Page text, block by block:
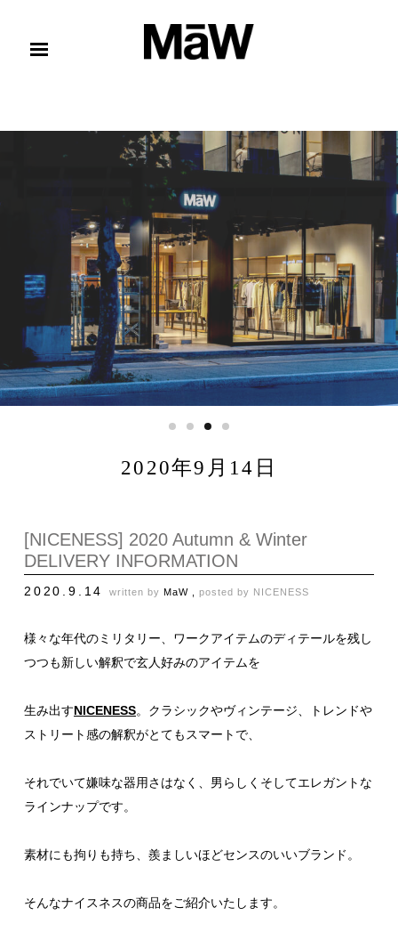
2020年9月14日
[NICENESS] 2020 Autumn & Winter
DELIVERY INFORMATION
2020.9.14 written by MaW , posted by NICENESS
様々な年代のミリタリー、ワークアイテムのディテールを残し
つつも新しい解釈で玄人好みのアイテムを
生み出すNICENESS。クラシックやヴィンテージ、トレンドや
ストリート感の解釈がとてもスマートで、
それでいて嫌味な器用さはなく、男らしくそしてエレガントな
ラインナップです。
素材にも拘りも持ち、羨ましいほどセンスのいいブランド。
そんなナイスネスの商品をご紹介いたします。